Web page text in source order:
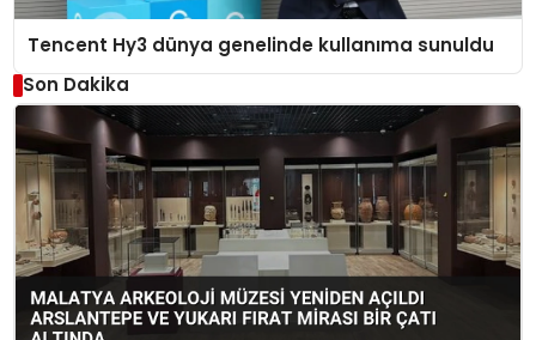
Tencent Hy3 dünya genelinde kullanıma sunuldu
Son Dakika